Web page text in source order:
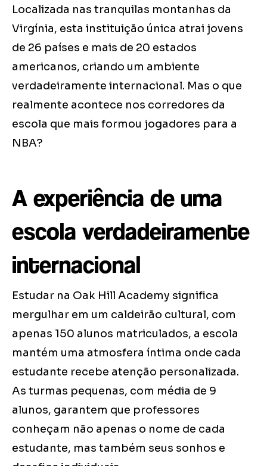
Localizada nas tranquilas montanhas da
Virgínia, esta instituição única atrai jovens
de 26 países e mais de 20 estados
americanos, criando um ambiente
verdadeiramente internacional. Mas o que
realmente acontece nos corredores da
escola que mais formou jogadores para a
NBA?
A experiência de uma
escola verdadeiramente
internacional
Estudar na Oak Hill Academy significa
mergulhar em um caldeirão cultural, com
apenas 150 alunos matriculados, a escola
mantém uma atmosfera íntima onde cada
estudante recebe atenção personalizada.
As turmas pequenas, com média de 9
alunos, garantem que professores
conheçam não apenas o nome de cada
estudante, mas também seus sonhos e